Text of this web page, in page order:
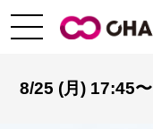
8/25 (月) 17:45〜